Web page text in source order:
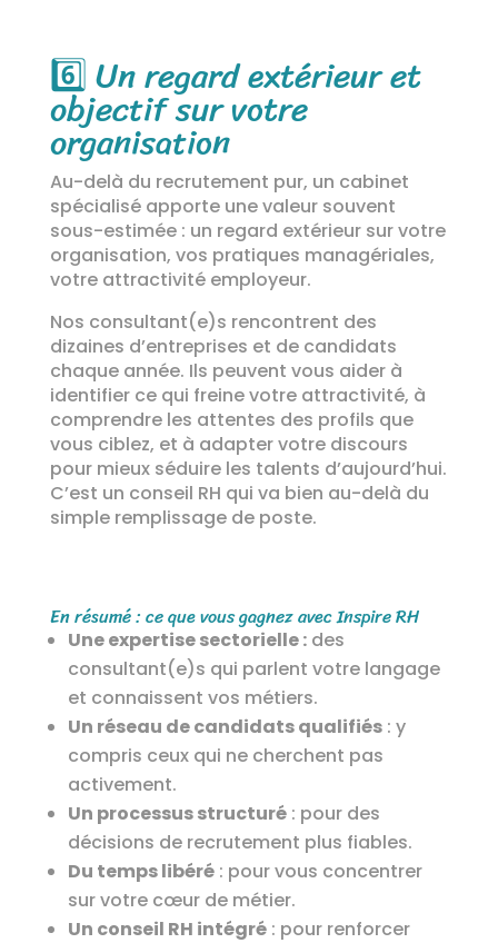
6️⃣Un regard extérieur et
objectif sur votre
organisation
Au-delà du recrutement pur, un cabinet
spécialisé apporte une valeur souvent
sous-estimée : un regard extérieur sur votre
organisation, vos pratiques managériales,
votre attractivité employeur.
Nos consultant(e)s rencontrent des
dizaines d’entreprises et de candidats
chaque année. Ils peuvent vous aider à
identifier ce qui freine votre attractivité, à
comprendre les attentes des profils que
vous ciblez, et à adapter votre discours
pour mieux séduire les talents d’aujourd’hui.
C’est un conseil RH qui va bien au-delà du
simple remplissage de poste.
En résumé : ce que vous gagnez avec Inspire RH
Une expertise sectorielle :des
consultant(e)s qui parlent votre langage
et connaissent vos métiers.
Un réseau de candidats qualifiés: y
compris ceux qui ne cherchent pas
activement.
Un processus structuré: pour des
décisions de recrutement plus fiables.
Du temps libéré: pour vous concentrer
sur votre cœur de métier.
Un conseil RH intégré: pour renforcer